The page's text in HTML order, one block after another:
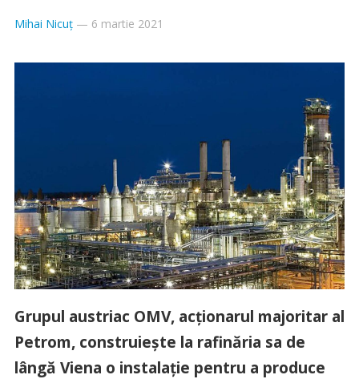
Mihai Nicuț— 6 martie 2021
Grupul austriac OMV, acționarul majoritar al
Petrom, construiește la rafinăria sa de
lângă Viena o instalație pentru a produce